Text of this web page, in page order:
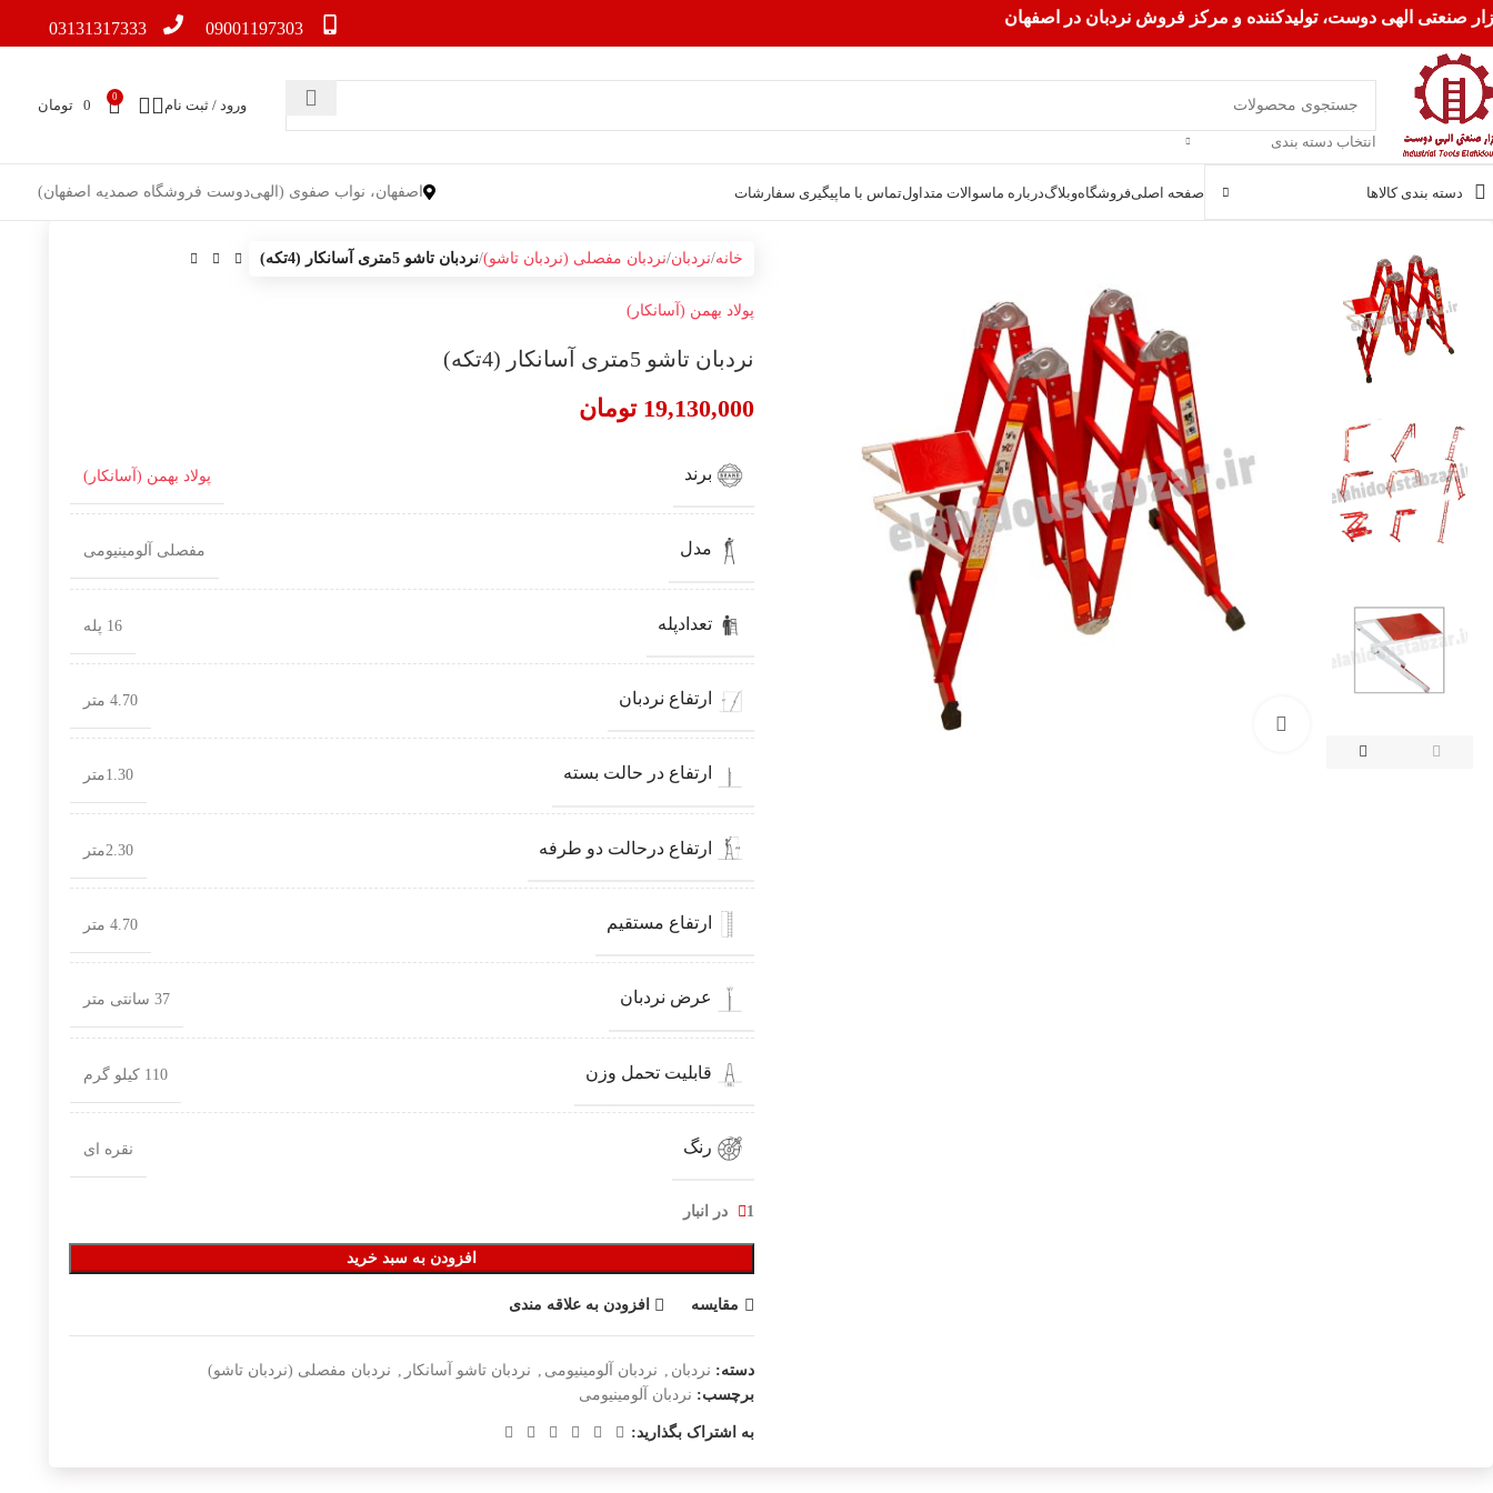
صنعتی الهی دوست، تولیدکننده و مرکز فروش نردبان در اصفهان
09001197303
03131317333
انتخاب دسته بندی
ورود / ثبت نام
0
0 تومان
دسته بندی کالاها صفحه اصلیفروشگاهوبلاگدرباره ماسوالات متداولتماس با ماپیگیری سفارشات اصفهان، نواب صفوی (الهی‌دوست فروشگاه صمدیه اصفهان)
خانه نردبان نردبان مفصلی (نردبان تاشو) نردبان تاشو 5متری آسانکار (4تکه)
پولاد بهمن (آسانکار)
نردبان تاشو 5متری آسانکار (4تکه)
19,130,000 تومان
برند پولاد بهمن (آسانکار)
مدل مفصلی آلومینیومی
تعدادپله 16 پله
ارتفاع نردبان 4.70 متر
ارتفاع در حالت بسته 1.30متر
ارتفاع درحالت دو طرفه 2.30متر
ارتفاع مستقیم 4.70 متر
عرض نردبان 37 سانتی متر
قابلیت تحمل وزن 110 کیلو گرم
رنگ نقره ای
1 در انبار
افزودن به سبد خرید
مقایسه افزودن به علاقه مندی
دسته: نردبان , نردبان آلومینیومی , نردبان تاشو آسانکار , نردبان مفصلی (نردبان تاشو)
برچسب: نردبان آلومینیومی
به اشتراک بگذارید: